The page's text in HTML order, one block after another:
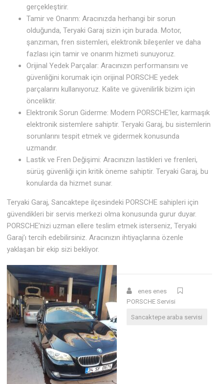
gerçekleştirir.
Tamir ve Onarım: Aracınızda herhangi bir sorun
olduğunda, Teryaki Garaj sizin için burada. Motor,
şanzıman, fren sistemleri, elektronik bileşenler ve daha
fazlası için tamir ve onarım hizmeti sunuyoruz.
Orijinal Yedek Parçalar: Aracınızın performansını ve
güvenliğini korumak için orijinal PORSCHE yedek
parçalarını kullanıyoruz. Kalite ve güvenilirlik bizim için
önceliktir.
Elektronik Sorun Giderme: Modern PORSCHE’ler, karmaşık
elektronik sistemlere sahiptir. Teryaki Garaj, bu sistemlerin
sorunlarını tespit etmek ve gidermek konusunda
uzmandır.
Lastik ve Fren Değişimi: Aracınızın lastikleri ve frenleri,
sürüş güvenliği için kritik öneme sahiptir. Teryaki Garaj, bu
konularda da hizmet sunar.
Teryaki Garaj, Sancaktepe ilçesindeki PORSCHE sahipleri için
güvendikleri bir servis merkezi olma konusunda gurur duyar.
PORSCHE’nizi uzman ellere teslim etmek isterseniz, Teryaki
Garaj’ı tercih edebilirsiniz. Aracınızın ihtiyaçlarına özenle
yaklaşan bir ekip sizi bekliyor.
enes enes
PORSCHE Servisi
Sancaktepe araba servisi